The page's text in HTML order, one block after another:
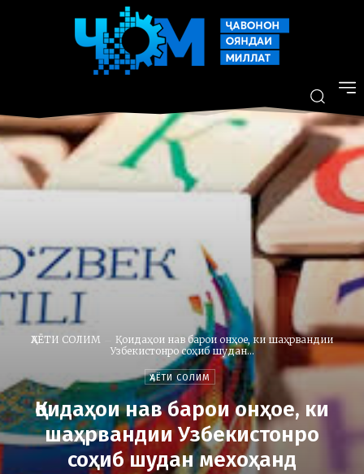
ҲАЁТИ СОЛИМ
Қоидаҳои нав барои онҳое, ки шаҳрвандии
Узбекистонро соҳиб шудан...
ҲАЁТИ СОЛИМ
Қоидаҳои нав барои онҳое, ки
шаҳрвандии Узбекистонро
соҳиб шудан мехоҳанд